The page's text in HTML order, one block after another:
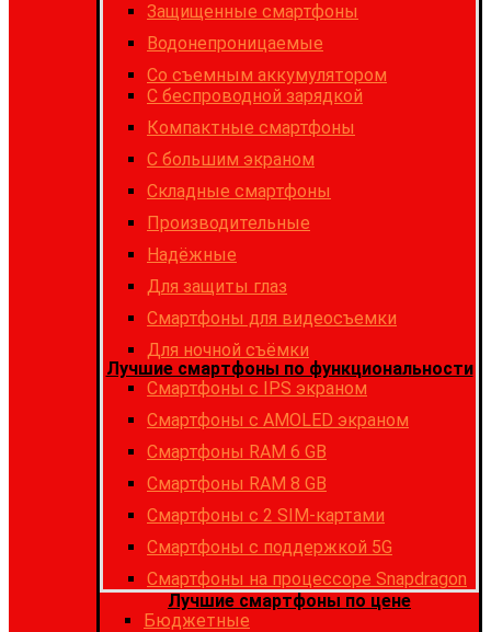
Защищенные смартфоны
Водонепроницаемые
Со съемным аккумулятором
С беспроводной зарядкой
Компактные смартфоны
С большим экраном
Складные смартфоны
Производительные
Надёжные
Для защиты глаз
Смартфоны для видеосъемки
Для ночной съёмки
Лучшие смартфоны по функциональности
Смартфоны с IPS экраном
Смартфоны c AMOLED экраном
Смартфоны RAM 6 GB
Смартфоны RAM 8 GB
Cмартфоны с 2 SIM-картами
Cмартфоны с поддержкой 5G
Смартфоны на процессоре Snapdragon
Лучшие смартфоны по цене
Бюджетные